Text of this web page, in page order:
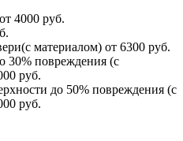
4000 руб.
материалом) от 6300 руб.
30% повреждения (с
руб.
до 50% повреждения (с
руб.